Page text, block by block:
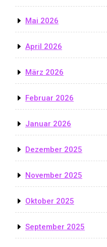
Mai 2026
April 2026
März 2026
Februar 2026
Januar 2026
Dezember 2025
November 2025
Oktober 2025
September 2025